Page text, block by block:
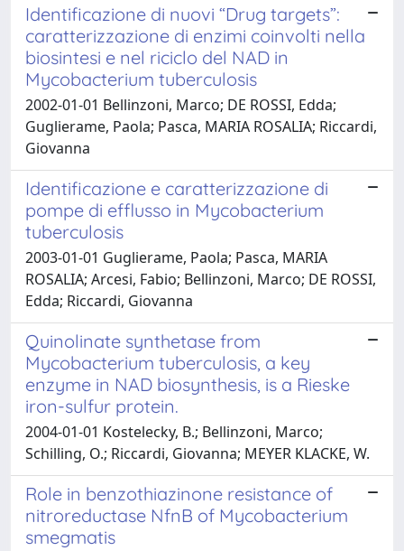
Identificazione di nuovi “Drug targets”:
caratterizzazione di enzimi coinvolti nella
biosintesi e nel riciclo del NAD in
Mycobacterium tuberculosis
2002-01-01 Bellinzoni, Marco; DE ROSSI, Edda;
Guglierame, Paola; Pasca, MARIA ROSALIA; Riccardi,
Giovanna
Identificazione e caratterizzazione di
pompe di efflusso in Mycobacterium
tuberculosis
2003-01-01 Guglierame, Paola; Pasca, MARIA
ROSALIA; Arcesi, Fabio; Bellinzoni, Marco; DE ROSSI,
Edda; Riccardi, Giovanna
Quinolinate synthetase from
Mycobacterium tuberculosis, a key
enzyme in NAD biosynthesis, is a Rieske
iron-sulfur protein.
2004-01-01 Kostelecky, B.; Bellinzoni, Marco;
Schilling, O.; Riccardi, Giovanna; MEYER KLACKE, W.
Role in benzothiazinone resistance of
nitroreductase NfnB of Mycobacterium
smegmatis